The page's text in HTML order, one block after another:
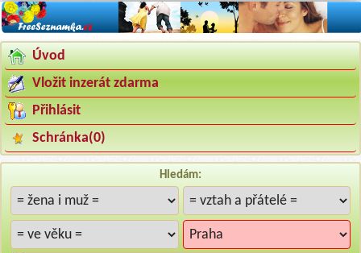
Úvod
Vložit inzerát zdarma
Přihlásit
Schránka(0)
Hledám: